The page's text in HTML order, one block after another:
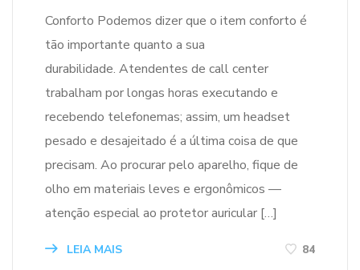
Conforto Podemos dizer que o item conforto é
tão importante quanto a sua
durabilidade. Atendentes de call center
trabalham por longas horas executando e
recebendo telefonemas; assim, um headset
pesado e desajeitado é a última coisa de que
precisam. Ao procurar pelo aparelho, fique de
olho em materiais leves e ergonômicos —
atenção especial ao protetor auricular […]
LEIA MAIS 84